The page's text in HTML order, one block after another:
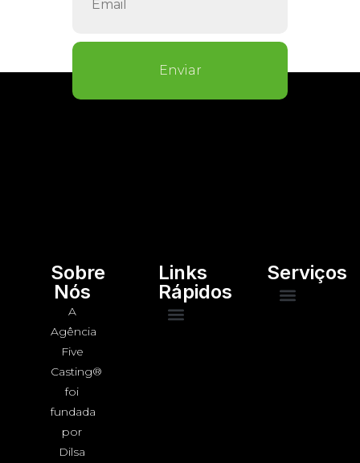
Enviar
Sobre
Nós
A
Agência
Five
Casting®️
foi
fundada
por
Dilsa
Links
Rápidos
Serviços